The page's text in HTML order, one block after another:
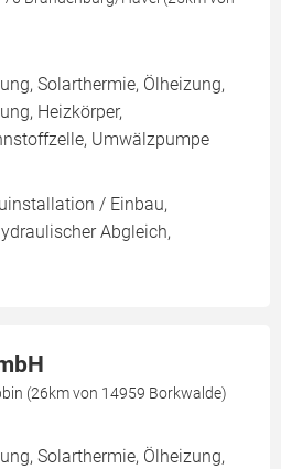
Solarthermie, Ölheizung,
Heizkörper,
Umwälzpumpe
/ Einbau,
Abgleich,
(26km von 14959 Borkwalde)
Solarthermie, Ölheizung,